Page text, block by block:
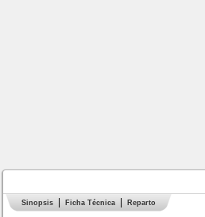
Sinopsis Ficha Técnica Reparto